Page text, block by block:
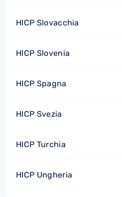
HICP Slovacchia
HICP Slovenia
HICP Spagna
HICP Svezia
HICP Turchia
HICP Ungheria